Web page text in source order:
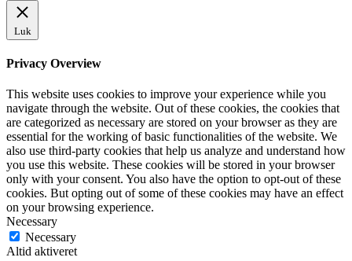
Luk
Privacy Overview
This website uses cookies to improve your experience while you
navigate through the website. Out of these cookies, the cookies that
are categorized as necessary are stored on your browser as they are
essential for the working of basic functionalities of the website. We
also use third-party cookies that help us analyze and understand how
you use this website. These cookies will be stored in your browser
only with your consent. You also have the option to opt-out of these
cookies. But opting out of some of these cookies may have an effect
on your browsing experience.
Necessary
Necessary
Altid aktiveret